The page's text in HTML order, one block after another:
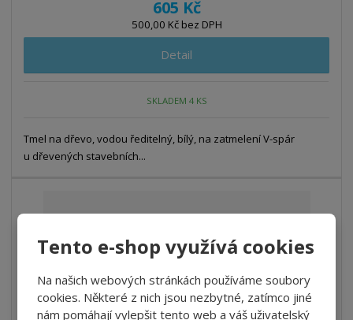
Tento e-shop využívá cookies
Na našich webových stránkách používáme soubory
cookies. Některé z nich jsou nezbytné, zatímco jiné
nám pomáhají vylepšit tento web a váš uživatelský
605 Kč
500,00 Kč bez DPH
Detail
SKLADEM 4 KS
Tmel na dřevo, vodou ředitelný, bílý, na zatmelení V-spár
u dřevených stavebních...